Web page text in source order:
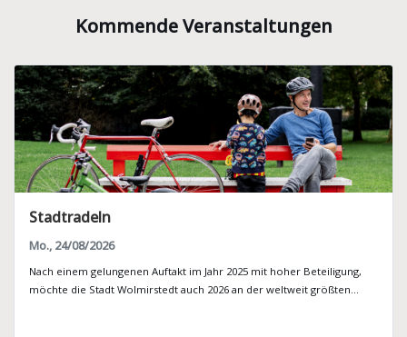
Kommende Veranstaltungen
Stadtradeln
Mo., 24/08/2026
Nach einem gelungenen Auftakt im Jahr 2025 mit hoher Beteiligung,
möchte die Stadt Wolmirstedt auch 2026 an der weltweit größten...